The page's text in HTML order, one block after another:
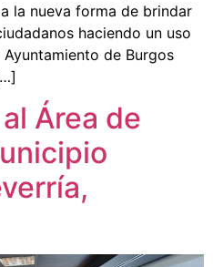
la nueva forma de brindar
haciendo un uso
de Burgos
Área de